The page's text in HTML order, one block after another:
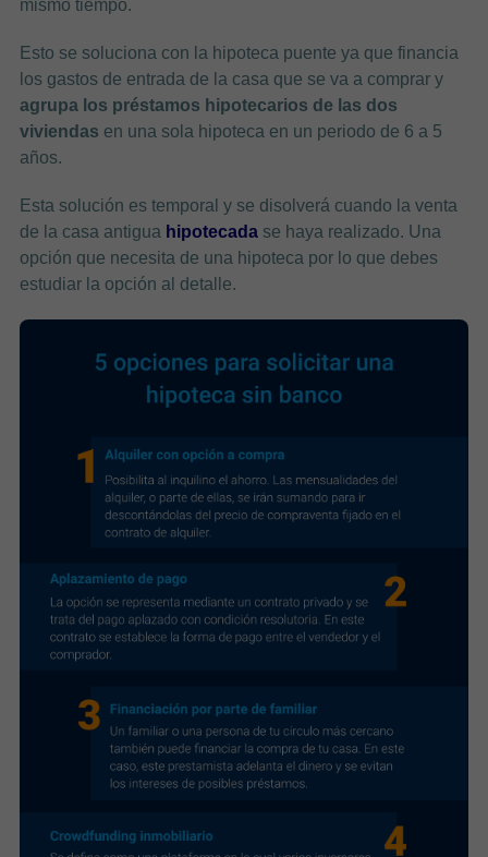
mismo tiempo.
Esto se soluciona con la hipoteca puente ya que financia
los gastos de entrada de la casa que se va a comprar y
agrupa los préstamos hipotecarios de las dos
viviendas en una sola hipoteca en un periodo de 6 a 5
años.
Esta solución es temporal y se disolverá cuando la venta
de la casa antigua hipotecadase haya realizado. Una
opción que necesita de una hipoteca por lo que debes
estudiar la opción al detalle.